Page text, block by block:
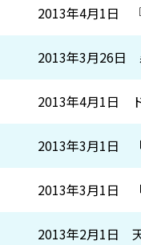
2013年4月1日
2013年3月26日
2013年4月1日
2013年3月1日
2013年3月1日
2013年2月1日